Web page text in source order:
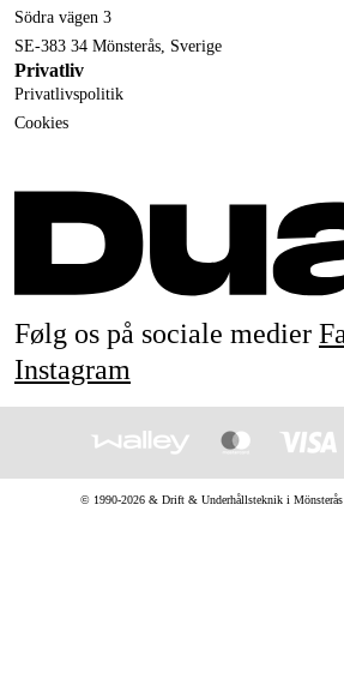
Södra vägen 3
SE-383 34 Mönsterås, Sverige
Privatliv
Privatlivspolitik
Cookies
Følg os på sociale medier
Instagram
© 1990-2026 & Drift & Underhållsteknik i